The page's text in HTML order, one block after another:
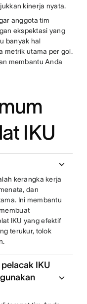
kinerja nyata.
anggota tim
ekspektasi yang
banyak hal
metrik utama per gol.
membantu Anda
IKU
kerangka kerja
dan
Ini membantu
IKU yang efektif
terukur, tolok
IKU